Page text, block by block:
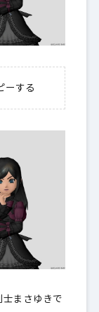
ーする
士まさゆきで